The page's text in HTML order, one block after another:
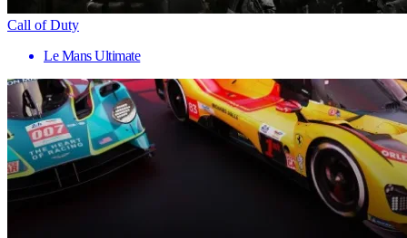
Call of Duty
Le Mans Ultimate